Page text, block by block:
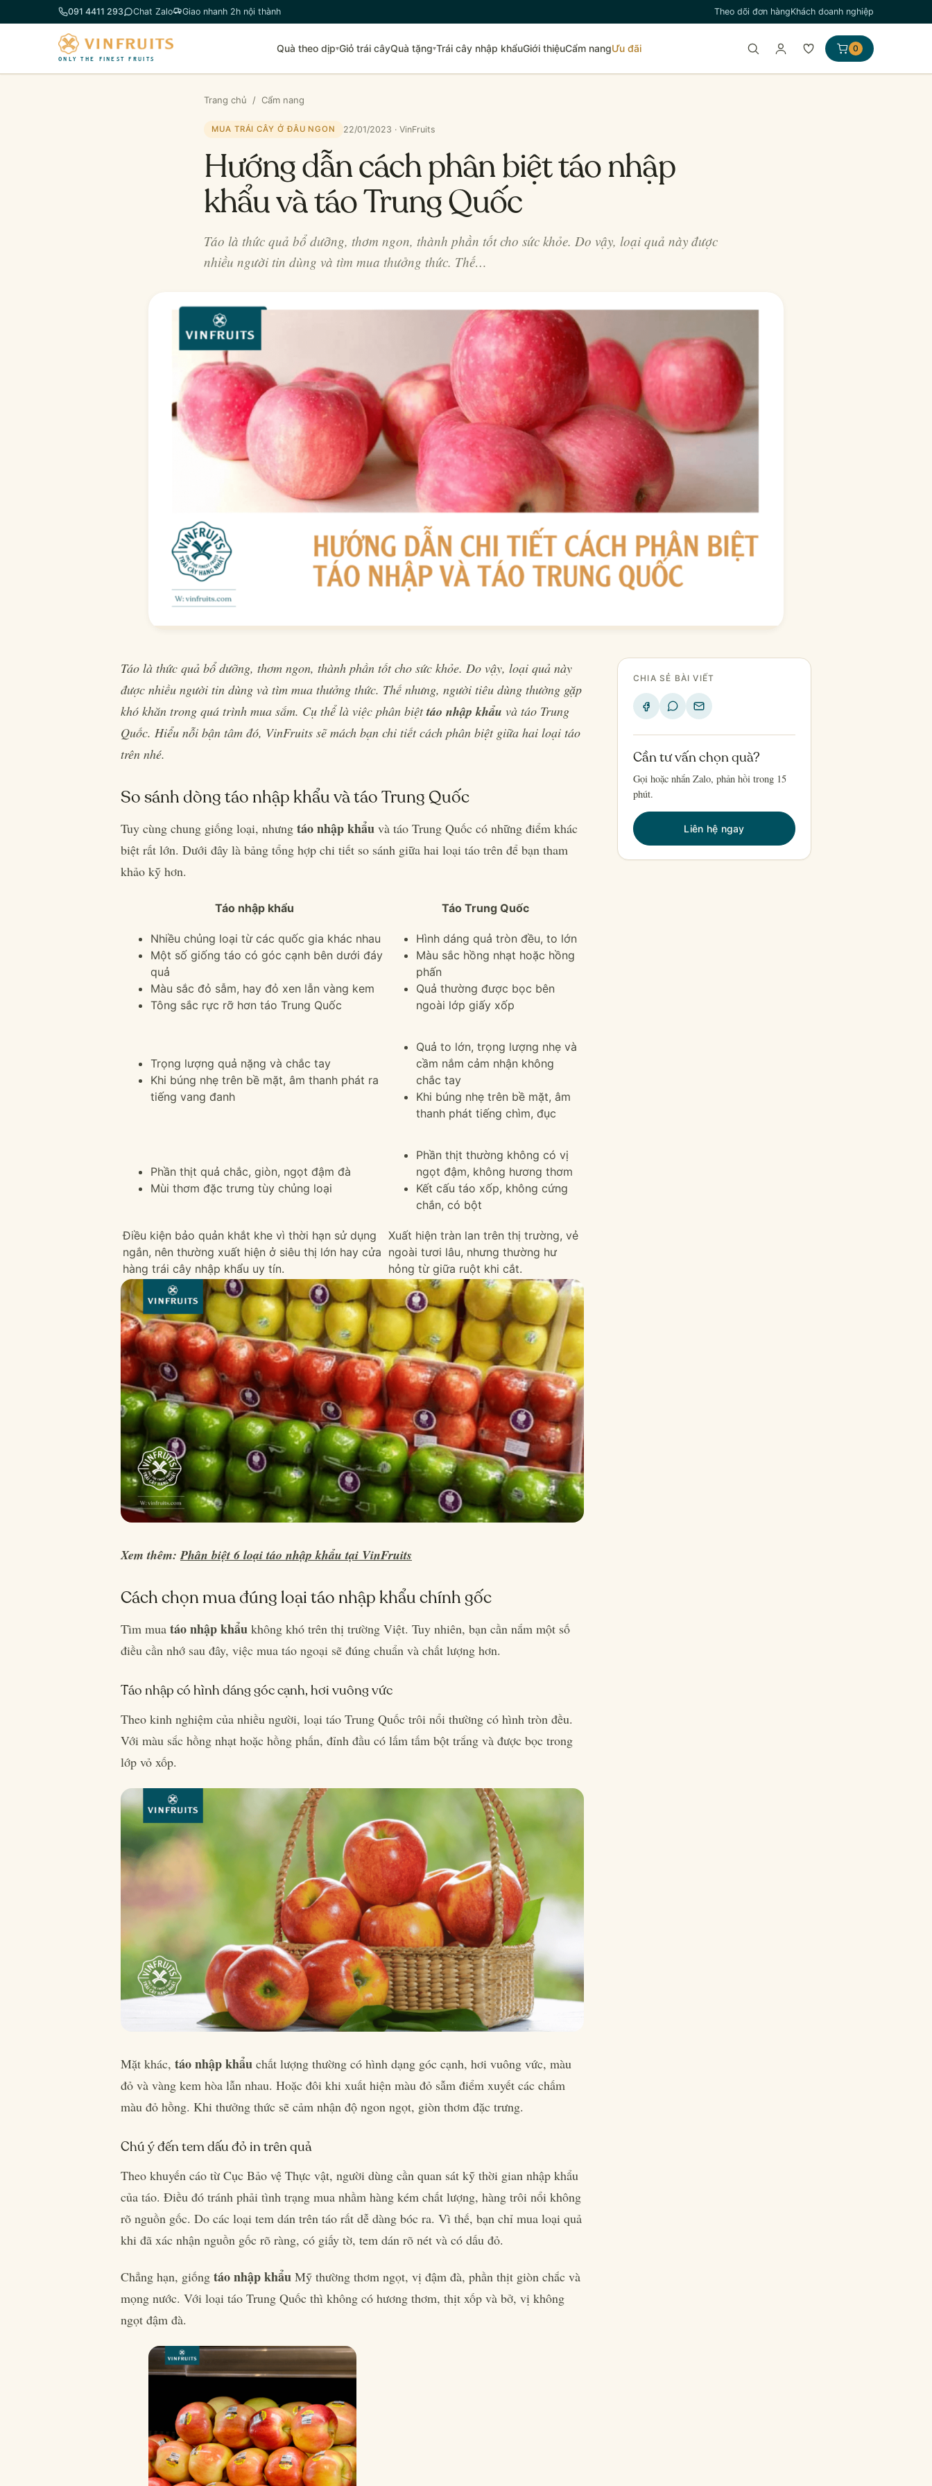
đến
dung
091 4411 293 Chat Zalo Giao nhanh 2h nội thành Theo dõi đơn hàngKhách doanh nghiệp
ONLY THE FINEST FRUITS
Quà theo dịp▾Giỏ trái câyQuà tặng▾Trái cây nhập khẩuGiới thiệuCẩm nangƯu đãi 0
Trang chủ / Cẩm nang
MUA TRÁI CÂY Ở ĐÂU NGON 22/01/2023 · VinFruits
Hướng dẫn cách phân biệt táo nhập
khẩu và táo Trung Quốc
Táo là thức quả bổ dưỡng, thơm ngon, thành phần tốt cho sức khỏe. Do vậy, loại quả này được
nhiều người tin dùng và tìm mua thưởng thức. Thế…
Táo là thức quả bổ dưỡng, thơm ngon, thành phần tốt cho sức khỏe. Do vậy, loại quả này
được nhiều người tin dùng và tìm mua thưởng thức. Thế nhưng, người tiêu dùng thường gặp
khó khăn trong quá trình mua sắm. Cụ thể là việc phân biệttáo nhập khẩu và táo Trung
Quốc. Hiểu nỗi bận tâm đó, VinFruits sẽ mách bạn chi tiết cách phân biệt giữa hai loại táo
trên nhé.
So sánh dòng táo nhập khẩu và táo Trung Quốc
Tuy cùng chung giống loại, nhưng táo nhập khẩu và táo Trung Quốc có những điểm khác
biệt rất lớn. Dưới đây là bảng tổng hợp chi tiết so sánh giữa hai loại táo trên để bạn tham
khảo kỹ hơn.
Táo nhập khẩu Táo Trung Quốc
Nhiều chủng loại từ các quốc gia khác nhau
Một số giống táo có góc cạnh bên dưới đáy
quả
Màu sắc đỏ sẫm, hay đỏ xen lẫn vàng kem
Tông sắc rực rỡ hơn táo Trung Quốc
Hình dáng quả tròn đều, to lớn
Màu sắc hồng nhạt hoặc hồng
phấn
Quả thường được bọc bên
ngoài lớp giấy xốp
Trọng lượng quả nặng và chắc tay
Khi búng nhẹ trên bề mặt, âm thanh phát ra
tiếng vang đanh
Quả to lớn, trọng lượng nhẹ và
cầm nắm cảm nhận không
chắc tay
Khi búng nhẹ trên bề mặt, âm
thanh phát tiếng chìm, đục
Phần thịt quả chắc, giòn, ngọt đậm đà
Mùi thơm đặc trưng tùy chủng loại
Phần thịt thường không có vị
ngọt đậm, không hương thơm
Kết cấu táo xốp, không cứng
chắn, có bột
Điều kiện bảo quản khắt khe vì thời hạn sử dụng
ngắn, nên thường xuất hiện ở siêu thị lớn hay cửa
hàng trái cây nhập khẩu uy tín.
Xuất hiện tràn lan trên thị trường, vẻ
ngoài tươi lâu, nhưng thường hư
hỏng từ giữa ruột khi cắt.
Xem thêm:Phân biệt 6 loại táo nhập khẩu tại VinFruits
Cách chọn mua đúng loại táo nhập khẩu chính gốc
Tìm mua táo nhập khẩu không khó trên thị trường Việt. Tuy nhiên, bạn cần nắm một số
điều cần nhớ sau đây, việc mua táo ngoại sẽ đúng chuẩn và chất lượng hơn.
Táo nhập có hình dáng góc cạnh, hơi vuông vức
Theo kinh nghiệm của nhiều người, loại táo Trung Quốc trôi nổi thường có hình tròn đều.
Với màu sắc hồng nhạt hoặc hồng phấn, đỉnh đầu có lấm tấm bột trắng và được bọc trong
lớp vỏ xốp.
Mặt khác, táo nhập khẩu chất lượng thường có hình dạng góc cạnh, hơi vuông vức, màu
đỏ và vàng kem hòa lẫn nhau. Hoặc đôi khi xuất hiện màu đỏ sẫm điểm xuyết các chấm
màu đỏ hồng. Khi thưởng thức sẽ cảm nhận độ ngon ngọt, giòn thơm đặc trưng.
Chú ý đến tem dấu đỏ in trên quả
Theo khuyến cáo từ Cục Bảo vệ Thực vật, người dùng cần quan sát kỹ thời gian nhập khẩu
của táo. Điều đó tránh phải tình trạng mua nhầm hàng kém chất lượng, hàng trôi nổi không
rõ nguồn gốc. Do các loại tem dán trên táo rất dễ dàng bóc ra. Vì thế, bạn chỉ mua loại quả
khi đã xác nhận nguồn gốc rõ ràng, có giấy tờ, tem dán rõ nét và có dấu đỏ.
Chẳng hạn, giống táo nhập khẩu Mỹ thường thơm ngọt, vị đậm đà, phần thịt giòn chắc và
mọng nước. Với loại táo Trung Quốc thì không có hương thơm, thịt xốp và bở, vị không
ngọt đậm đà.
CHIA SẺ BÀI VIẾT
Cần tư vấn chọn quà?
Gọi hoặc nhắn Zalo, phản hồi trong 15
phút.
Liên hệ ngay